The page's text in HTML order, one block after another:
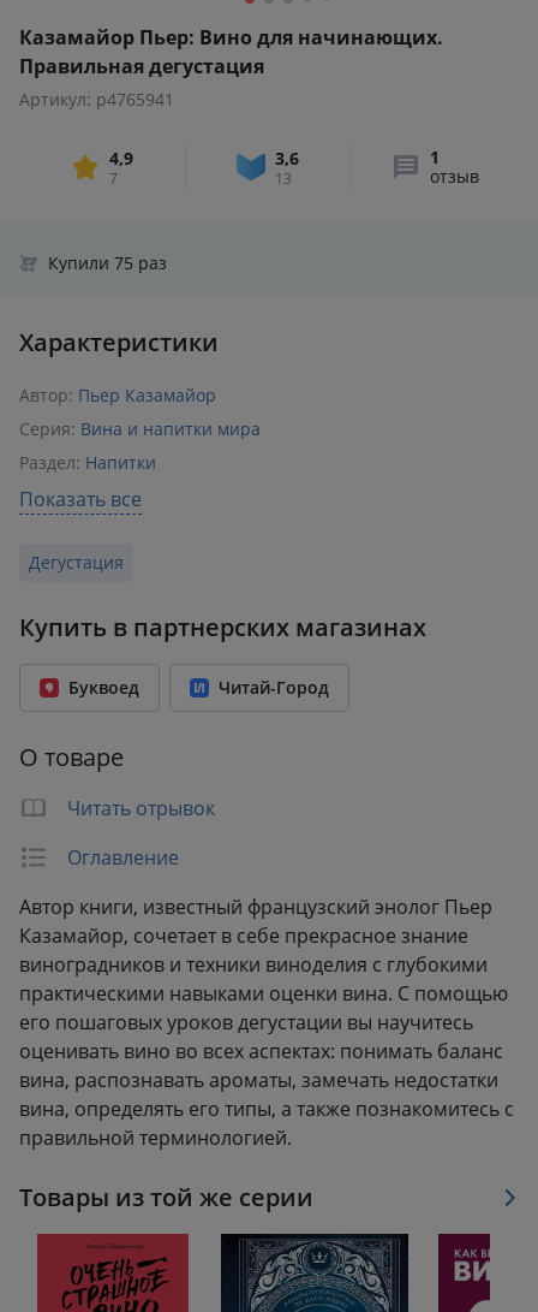
Казамайор Пьер: Вино для начинающих.
Правильная дегустация
Артикул: p4765941
4,9
7
3,6
13
1
отзыв
Купили 75 раз
Характеристики
Автор: Пьер Казамайор
Серия: Вина и напитки мира
Раздел: Напитки
Издательство:
Возрастное ограничение:
Количество страниц: 224
Переплет: Твёрдый переплёт
Бумага: офсет
Вес: 0.81 кг
Показать все
Дегустация
Купить в партнерских магазинах
Буквоед Читай-Город
О товаре
Читать отрывок
Оглавление
Автор книги, известный французский энолог Пьер
Казамайор, сочетает в себе прекрасное знание
виноградников и техники виноделия с глубокими
практическими навыками оценки вина. С помощью
его пошаговых уроков дегустации вы научитесь
оценивать вино во всех аспектах: понимать баланс
вина, распознавать ароматы, замечать недостатки
вина, определять его типы, а также познакомитесь с
правильной терминологией.
Товары из той же серии